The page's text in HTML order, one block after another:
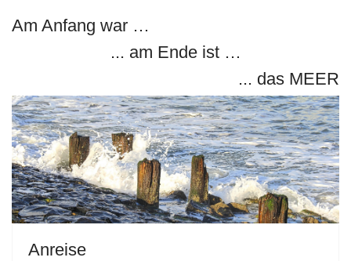
Am Anfang war …
... am Ende ist …
... das MEER
Anreise